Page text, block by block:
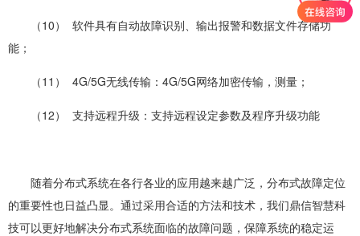
（10） 软件具有自动故障识别、输出报警和数据文件存储功
能；
（11） 4G/5G无线传输：4G/5G网络加密传输，测量；
（12） 支持远程升级：支持远程设定参数及程序升级功能
随着分布式系统在各行各业的应用越来越广泛，分布式故障定位
的重要性也日益凸显。通过采用合适的方法和技术，我们鼎信智慧科
技可以更好地解决分布式系统面临的故障问题，保障系统的稳定运